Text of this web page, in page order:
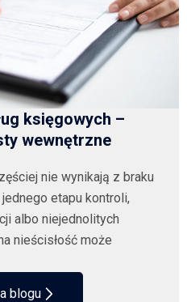
księgowych –
wewnętrzne
nie wynikają z braku
etapu kontroli,
albo niejednolitych
nieścisłość może
blogu